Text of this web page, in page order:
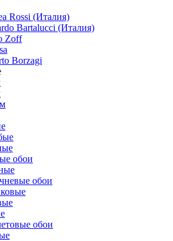
Rossi (Италия)
Bartalucci (Италия)
Zoff
Borzagi
обои
обои
обои